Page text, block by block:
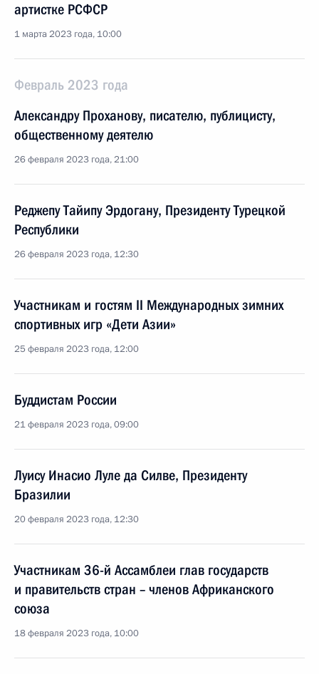
артистке РСФСР
1 марта 2023 года, 10:00
Февраль 2023 года
Александру Проханову, писателю, публицисту,
общественному деятелю
26 февраля 2023 года, 21:00
Реджепу Тайипу Эрдогану, Президенту Турецкой
Республики
26 февраля 2023 года, 12:30
Участникам и гостям II Международных зимних
спортивных игр «Дети Азии»
25 февраля 2023 года, 12:00
Буддистам России
21 февраля 2023 года, 09:00
Луису Инасио Луле да Силве, Президенту
Бразилии
20 февраля 2023 года, 12:30
Участникам 36-й Ассамблеи глав государств
и правительств стран – членов Африканского
союза
18 февраля 2023 года, 10:00